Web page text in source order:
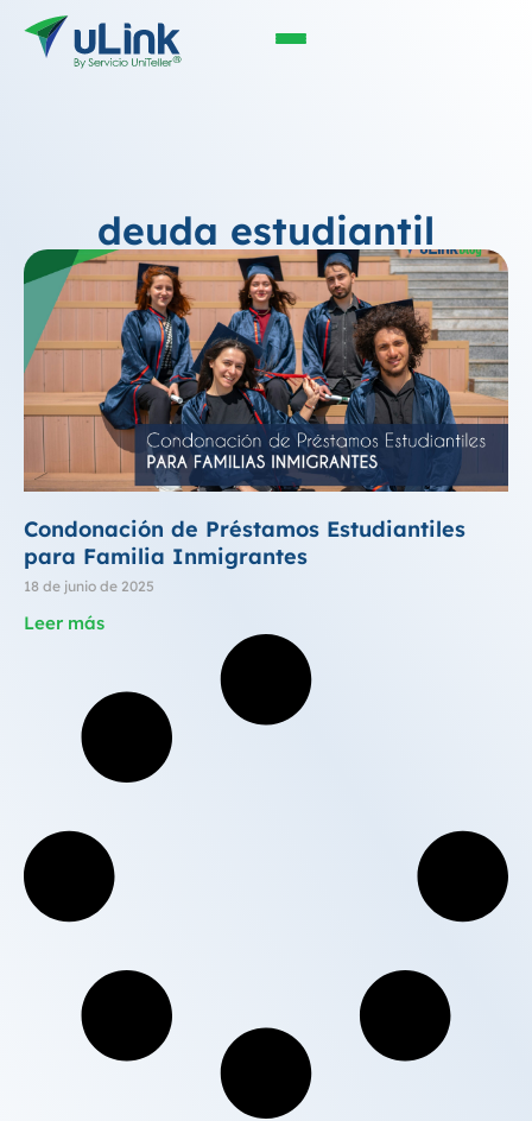
deuda estudiantil
Condonación de Préstamos Estudiantiles
para Familia Inmigrantes
18 de junio de 2025
Leer más